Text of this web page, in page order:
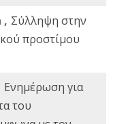
, Σύλληψη στην
προστίμου
Ενημέρωση για
του